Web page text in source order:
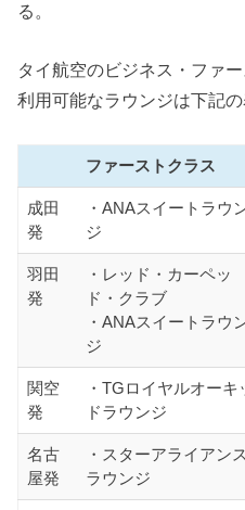
る。
タイ航空のビジネス・ファ
利用可能なラウンジは下記
ファーストクラス
成田
発
・ANAスイートラウ
ジ
羽田
発
・レッド・カーペッ
ド・クラブ
・ANAスイートラウ
ジ
関空
発
・TGロイヤルオーキ
ドラウンジ
名古
屋発
・スターアライアンス
ラウンジ